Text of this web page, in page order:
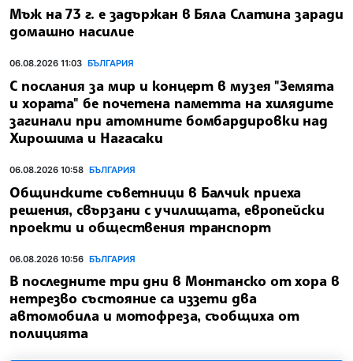
Мъж на 73 г. е задържан в Бяла Слатина заради
домашно насилие
06.08.2026 11:03 БЪЛГАРИЯ
С послания за мир и концерт в музея "Земята
и хората" бе почетена паметта на хилядите
загинали при атомните бомбардировки над
Хирошима и Нагасаки
06.08.2026 10:58 БЪЛГАРИЯ
Общинските съветници в Балчик приеха
решения, свързани с училищата, европейски
проекти и обществения транспорт
06.08.2026 10:56 БЪЛГАРИЯ
В последните три дни в Монтанско от хора в
нетрезво състояние са иззети два
автомобила и мотофреза, съобщиха от
полицията